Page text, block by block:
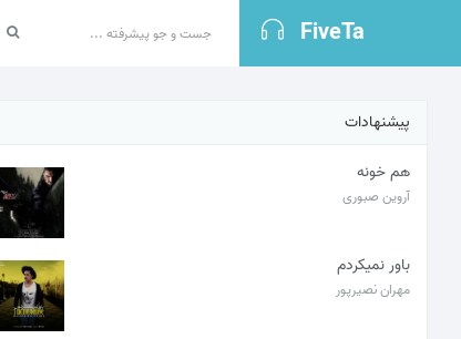
FiveTa
پیشنهادات
هم خونه
آروین صبوری
باور نمیکردم
مهران نصیرپور